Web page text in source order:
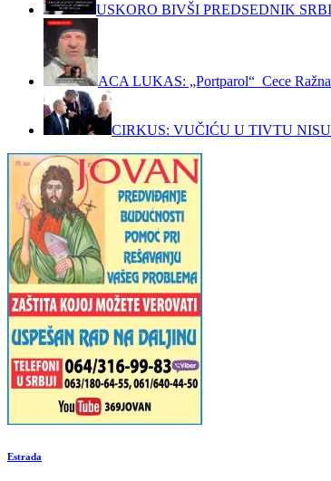
USKORO BIVŠI PREDSEDNIK
ACA LUKAS: „Portparol“ Cece
CIRKUS: VUČIĆU U TIVTU
Estrada